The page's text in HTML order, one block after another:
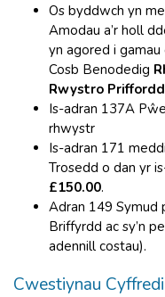
Os byddwch yn
Amodau a’r holl
yn agored i
Cosb Benodedig
Rwystro
Is-adran 137A
rhwystr
Is-adran 171
Trosedd o dan yr
£150.00.
Adran 149 Symud
Briffyrdd ac sy’n
adennill costau).
Cwestiynau